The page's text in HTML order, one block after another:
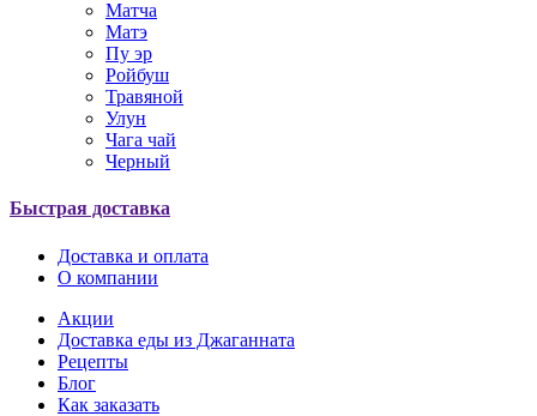
Матча
Матэ
Пу эр
Ройбуш
Травяной
Улун
Чага чай
Черный
Быстрая доставка
Доставка и оплата
О компании
Акции
Доставка еды из Джаганната
Рецепты
Блог
Как заказать